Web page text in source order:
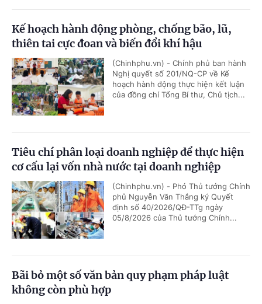
Kế hoạch hành động phòng, chống bão, lũ,
thiên tai cực đoan và biến đổi khí hậu
(Chinhphu.vn) - Chính phủ ban hành
Nghị quyết số 201/NQ-CP về Kế
hoạch hành động thực hiện kết luận
của đồng chí Tổng Bí thư, Chủ tịch...
Tiêu chí phân loại doanh nghiệp để thực hiện
cơ cấu lại vốn nhà nước tại doanh nghiệp
(Chinhphu.vn) - Phó Thủ tướng Chính
phủ Nguyễn Văn Thắng ký Quyết
định số 40/2026/QĐ-TTg ngày
05/8/2026 của Thủ tướng Chính...
Bãi bỏ một số văn bản quy phạm pháp luật
không còn phù hợp